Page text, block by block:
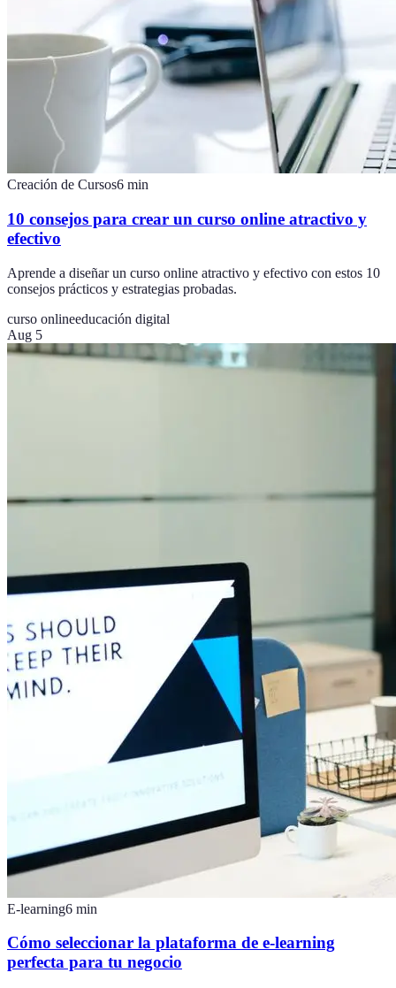
Creación de Cursos6 min
10 consejos para crear un curso online atractivo y
efectivo
Aprende a diseñar un curso online atractivo y efectivo con estos 10
consejos prácticos y estrategias probadas.
curso onlineeducación digital
Aug 5
E-learning6 min
Cómo seleccionar la plataforma de e-learning
perfecta para tu negocio